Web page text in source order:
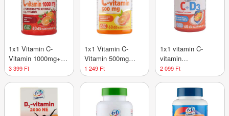
1x1 Vitamin C-
Vitamin 1000mg+
D3+ rágótabletta
csipkebogyóval - 60
3 399 Ft
1x1 Vitamin C-
Vitamin 500mg
rágótabletta - 60 db
1 249 Ft
1x1 vitamin C-
vitamin
rágótabletta - 60 db
2 099 Ft